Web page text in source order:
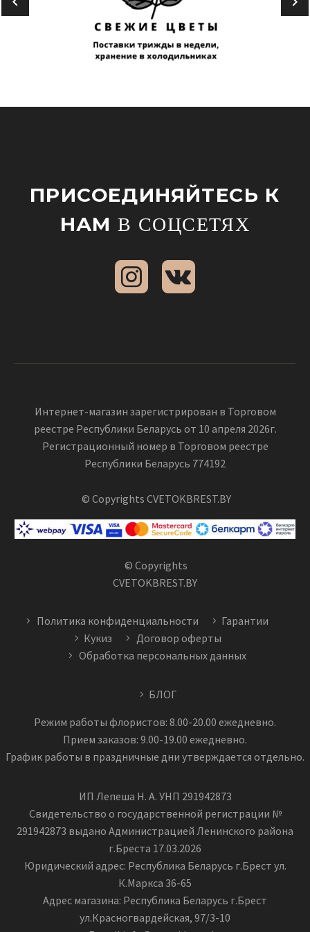
ПРИСОЕДИНЯЙТЕСЬ К
НАМ В СОЦСЕТЯХ
Интернет-магазин зарегистрирован в Торговом
реестре Республики Беларусь от 10 апреля 2026г.
Регистрационный номер в Торговом реестре
Республики Беларусь 774192
© Copyrights CVETOKBREST.BY
© Copyrights
CVETOKBREST.BY
Политика конфиденциальности
Гарантии
Кукиз
Договор оферты
Обработка персональных данных
БЛОГ
Режим работы флористов: 8.00-20.00 ежедневно.
Прием заказов: 9.00-19.00 ежедневно.
График работы в праздничные дни утверждается отдельно.
ИП Лепеша Н. А. УНП 291942873
Свидетельство о государственной регистрации №
291942873 выдано Администрацией Ленинского района
г.Бреста 17.03.2026
Юридический адрес: Республика Беларусь г.Брест ул.
К.Маркса 36-65
Адрес магазина: Республика Беларусь г.Брест
ул.Красногвардейская, 97/3-10